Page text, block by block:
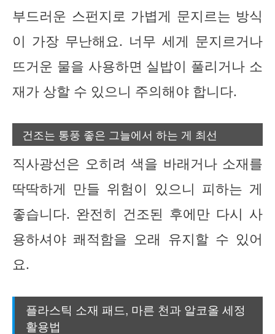
부드러운 스펀지로 가볍게 문지르는 방식
이 가장 무난해요. 너무 세게 문지르거나
뜨거운 물을 사용하면 실밥이 풀리거나 소
재가 상할 수 있으니 주의해야 합니다.
건조는 통풍 좋은 그늘에서 하는 게 최선
직사광선은 오히려 색을 바래거나 소재를
딱딱하게 만들 위험이 있으니 피하는 게
좋습니다. 완전히 건조된 후에만 다시 사
용하셔야 쾌적함을 오래 유지할 수 있어
요.
플라스틱 소재 패드, 마른 천과 알코올 세정
활용법